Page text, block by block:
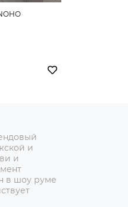
и
и
в шоу руме